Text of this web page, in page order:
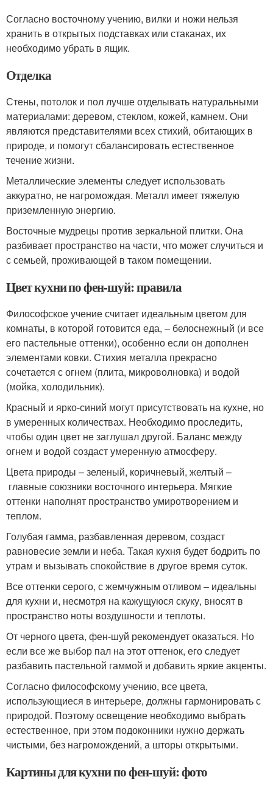
Согласно восточному учению, вилки и ножи нельзя
хранить в открытых подставках или стаканах, их
необходимо убрать в ящик.
Отделка
Стены, потолок и пол лучше отделывать натуральными
материалами: деревом, стеклом, кожей, камнем. Они
являются представителями всех стихий, обитающих в
природе, и помогут сбалансировать естественное
течение жизни.
Металлические элементы следует использовать
аккуратно, не нагромождая. Металл имеет тяжелую
приземленную энергию.
Восточные мудрецы против зеркальной плитки. Она
разбивает пространство на части, что может случиться и
с семьей, проживающей в таком помещении.
Цвет кухни по фен-шуй: правила
Философское учение считает идеальным цветом для
комнаты, в которой готовится еда, – белоснежный (и все
его пастельные оттенки), особенно если он дополнен
элементами ковки. Стихия металла прекрасно
сочетается с огнем (плита, микроволновка) и водой
(мойка, холодильник).
Красный и ярко-синий могут присутствовать на кухне, но
в умеренных количествах. Необходимо проследить,
чтобы один цвет не заглушал другой. Баланс между
огнем и водой создаст умеренную атмосферу.
Цвета природы – зеленый, коричневый, желтый –
главные союзники восточного интерьера. Мягкие
оттенки наполнят пространство умиротворением и
теплом.
Голубая гамма, разбавленная деревом, создаст
равновесие земли и неба. Такая кухня будет бодрить по
утрам и вызывать спокойствие в другое время суток.
Все оттенки серого, с жемчужным отливом – идеальны
для кухни и, несмотря на кажущуюся скуку, вносят в
пространство ноты воздушности и теплоты.
От черного цвета, фен-шуй рекомендует оказаться. Но
если все же выбор пал на этот оттенок, его следует
разбавить пастельной гаммой и добавить яркие акценты.
Согласно философскому учению, все цвета,
использующиеся в интерьере, должны гармонировать с
природой. Поэтому освещение необходимо выбрать
естественное, при этом подоконники нужно держать
чистыми, без нагромождений, а шторы открытыми.
Картины для кухни по фен-шуй: фото